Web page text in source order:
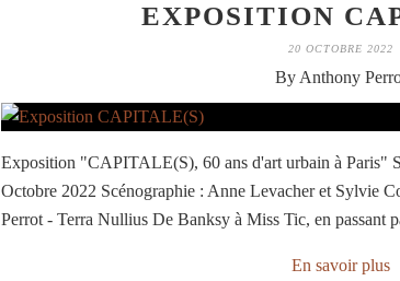
EXPOSITION
20 OCTOBRE 2022
By Anthony
Exposition "CAPITALE(S), 60 ans d'art urbain à Paris"
Octobre 2022 Scénographie : Anne Levacher et Sylvie
Perrot - Terra Nullius De Banksy à Miss Tic, en passant
En savoir plus